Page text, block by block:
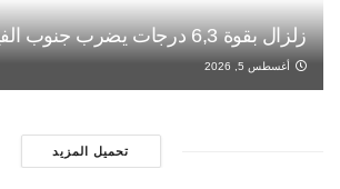
زلزال بقوة 6,3 درجات يضرب جنوب الفيليبين
أغسطس 5, 2026
تحميل المزيد